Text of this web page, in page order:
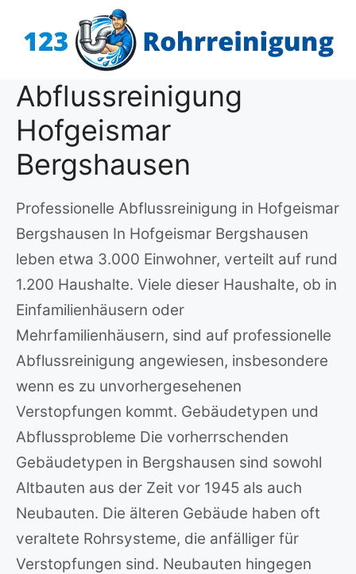
Inhalt
Abflussreinigung
Hofgeismar
Bergshausen
Professionelle Abflussreinigung in Hofgeismar
Bergshausen In Hofgeismar Bergshausen
leben etwa 3.000 Einwohner, verteilt auf rund
1.200 Haushalte. Viele dieser Haushalte, ob in
Einfamilienhäusern oder
Mehrfamilienhäusern, sind auf professionelle
Abflussreinigung angewiesen, insbesondere
wenn es zu unvorhergesehenen
Verstopfungen kommt. Gebäudetypen und
Abflussprobleme Die vorherrschenden
Gebäudetypen in Bergshausen sind sowohl
Altbauten aus der Zeit vor 1945 als auch
Neubauten. Die älteren Gebäude haben oft
veraltete Rohrsysteme, die anfälliger für
Verstopfungen sind. Neubauten hingegen